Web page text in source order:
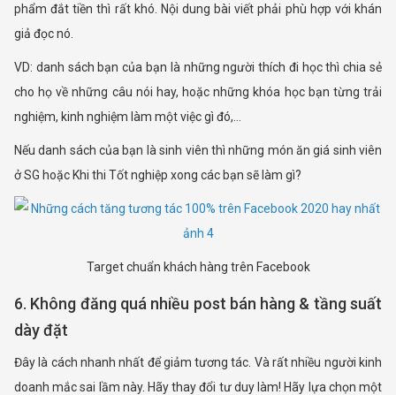
phẩm đắt tiền thì rất khó. Nội dung bài viết phải phù hợp với khán
giả đọc nó.
VD: danh sách bạn của bạn là những người thích đi học thì chia sẻ
cho họ về những câu nói hay, hoặc những khóa học bạn từng trải
nghiệm, kinh nghiệm làm một việc gì đó,…
Nếu danh sách của bạn là sinh viên thì những món ăn giá sinh viên
ở SG hoặc Khi thi Tốt nghiệp xong các bạn sẽ làm gì?
Target chuẩn khách hàng trên Facebook
6. Không đăng quá nhiều post bán hàng & tầng suất
dày đặt
Đây là cách nhanh nhất để giảm tương tác. Và rất nhiều người kinh
doanh mắc sai lầm này. Hãy thay đổi tư duy làm! Hãy lựa chọn một